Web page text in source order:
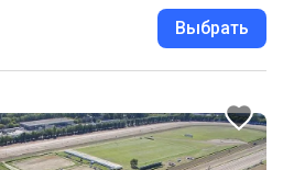
Выбрать